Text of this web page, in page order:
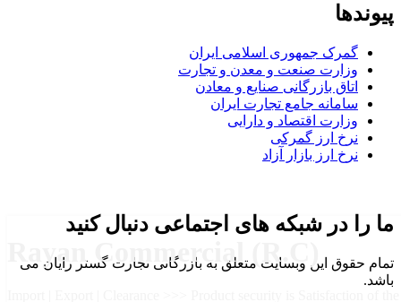
Rayan Commercial (R.C)
پیوندها
گمرک جمهوری اسلامی ایران
وزارت صنعت و معدن و تجارت
اتاق بازرگانی صنایع و معادن
سامانه جامع تجارت ایران
وزارت اقتصاد و دارایی
نرخ ارز گمرکی
نرخ ارز بازار آزاد
ما را در شبکه های اجتماعی دنبال کنید
تمام حقوق این وبسایت متعلق به بازرگانی تجارت گستر رایان می
باشد.